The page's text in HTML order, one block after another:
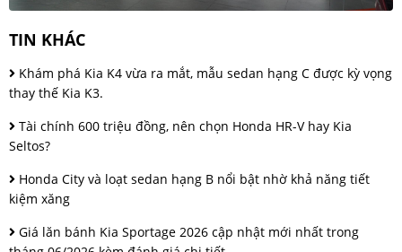
TIN KHÁC
Khám phá Kia K4 vừa ra mắt, mẫu sedan hạng C được kỳ vọng
thay thế Kia K3.
Tài chính 600 triệu đồng, nên chọn Honda HR-V hay Kia
Seltos?
Honda City và loạt sedan hạng B nổi bật nhờ khả năng tiết
kiệm xăng
Giá lăn bánh Kia Sportage 2026 cập nhật mới nhất trong